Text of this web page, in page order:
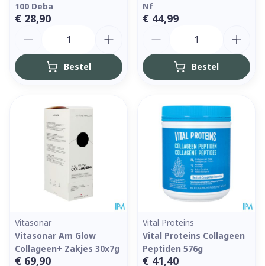
100 Deba
€ 28,90
Bestel
Nf
€ 44,99
Bestel
Vitasonar
Vitasonar Am Glow
Collageen+ Zakjes 30x7g
€ 69,90
Vital Proteins
Vital Proteins Collageen
Peptiden 576g
€ 41,40